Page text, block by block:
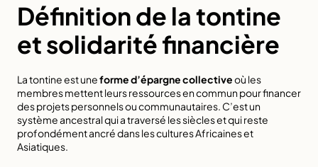
Définition de la tontine
et solidarité financière
La tontine est une forme d’épargne collective où les
membres mettent leurs ressources en commun pour financer
des projets personnels ou communautaires. C’est un
système ancestral qui a traversé les siècles et qui reste
profondément ancré dans les cultures Africaines et
Asiatiques.